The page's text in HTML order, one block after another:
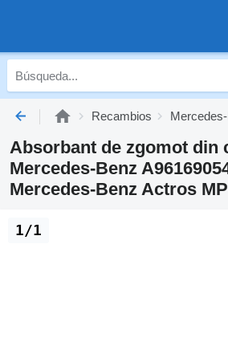
Recambios
Absorbant de zgomot din
Mercedes-Benz
Mercedes-Benz Actros
1/1